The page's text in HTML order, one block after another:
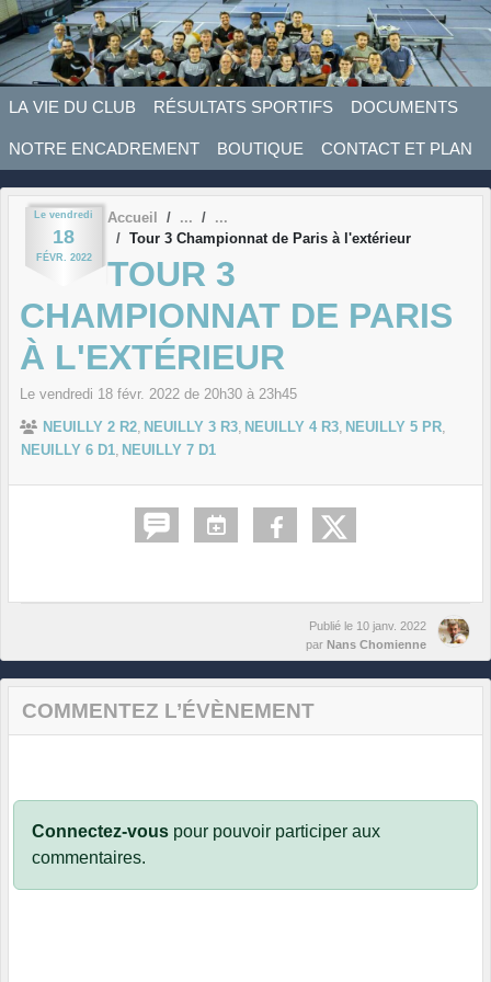
LA VIE DU CLUB RÉSULTATS SPORTIFS DOCUMENTS
NOTRE ENCADREMENT BOUTIQUE CONTACT ET PLAN
Le vendredi
18
FÉVR. 2022
Accueil
Tour 3 Championnat de Paris à l'extérieur
TOUR 3
CHAMPIONNAT DE PARIS
À L'EXTÉRIEUR
Le vendredi 18 févr. 2022 de 20h30 à 23h45
NEUILLY 2 R2 NEUILLY 3 R3 NEUILLY 4 R3 NEUILLY 5 PR
NEUILLY 6 D1 NEUILLY 7 D1
Publié le 10 janv. 2022
par Nans Chomienne
COMMENTEZ L’ÉVÈNEMENT
Connectez-vous pour pouvoir participer aux
commentaires.
Panneau de gestion des cookies